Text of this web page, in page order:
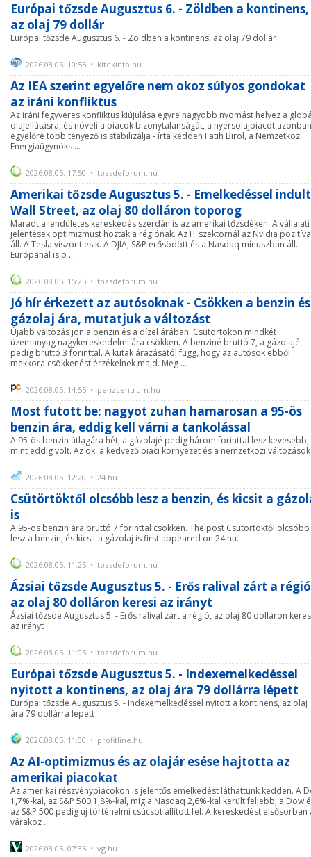
Európai tőzsde Augusztus 6. - Zöldben a kontinens,
az olaj 79 dollár
Európai tőzsde Augusztus 6. - Zöldben a kontinens, az olaj 79 dollár
2026.08.06. 10:55 • kitekinto.hu
Az IEA szerint egyelőre nem okoz súlyos gondokat
az iráni konfliktus
Az iráni fegyveres konfliktus kiújulása egyre nagyobb nyomást helyez a
olajellátásra, és növeli a piacok bizonytalanságát, a nyersolajpiacot azonban
egyelőre több tényező is stabilizálja - írta kedden Fatih Birol, a Nemzetközi
Energiaügynöks ...
2026.08.05. 17:50 • tozsdeforum.hu
Amerikai tőzsde Augusztus 5. - Emelkedéssel
Wall Street, az olaj 80 dolláron toporog
Maradt a lendületes kereskedés szerdán is az amerikai tőzsdéken. A vállalati
jelentések optimizmust hoztak a régiónak. Az IT szektornál az Nvidia
áll. A Tesla viszont esik. A DJIA, S&P erősödött és a Nasdaq mínuszban áll.
Európánál is p ...
2026.08.05. 15:25 • tozsdeforum.hu
Jó hír érkezett az autósoknak - Csökken a benzin
gázolaj ára, mutatjuk a változást
Újabb változás jön a benzin és a dízel árában. Csütörtökön mindkét
üzemanyag nagykereskedelmi ára csökken. A benziné bruttó 7, a gázolajé
pedig bruttó 3 forinttal. A kutak árazásától függ, hogy az autósok ebből
mekkora csökkenést érzékelnek majd. Meg ...
2026.08.05. 14:55 • penzcentrum.hu
Most futott be: nagyot zuhan hamarosan a 95-ös
benzin ára, eddig kell várni a tankolással
A 95-ös benzin átlagára hét, a gázolajé pedig három forinttal lesz kevesebb,
mint eddig volt. Az ok: a kedvező piaci környezet és a nemzetközi
2026.08.05. 12:20 • 24.hu
Csütörtöktől olcsóbb lesz a benzin, és kicsit a
is
A 95-ös benzin ára bruttó 7 forinttal csökken. The post Csütörtöktől olcsóbb
lesz a benzin, és kicsit a gázolaj is first appeared on 24.hu.
2026.08.05. 11:25 • tozsdeforum.hu
Ázsiai tőzsde Augusztus 5. - Erős ralival zárt a
az olaj 80 dolláron keresi az irányt
Ázsiai tőzsde Augusztus 5. - Erős ralival zárt a régió, az olaj 80 dolláron
az irányt
2026.08.05. 11:05 • tozsdeforum.hu
Európai tőzsde Augusztus 5. - Indexemelkedéssel
nyitott a kontinens, az olaj ára 79 dollárra lépett
Európai tőzsde Augusztus 5. - Indexemelkedéssel nyitott a kontinens, az olaj
ára 79 dollárra lépett
2026.08.05. 11:00 • profitline.hu
Az AI-optimizmus és az olajár esése hajtotta az
amerikai piacokat
Az amerikai részvénypiacokon is jelentős emelkedést láthattunk kedden. A
1,7%-kal, az S&P 500 1,8%-kal, míg a Nasdaq 2,6%-kal került feljebb, a Dow
az S&P 500 pedig új történelmi csúcsot állított fel. A kereskedést elsősorban
várakoz ...
2026.08.05. 07:35 • vg.hu